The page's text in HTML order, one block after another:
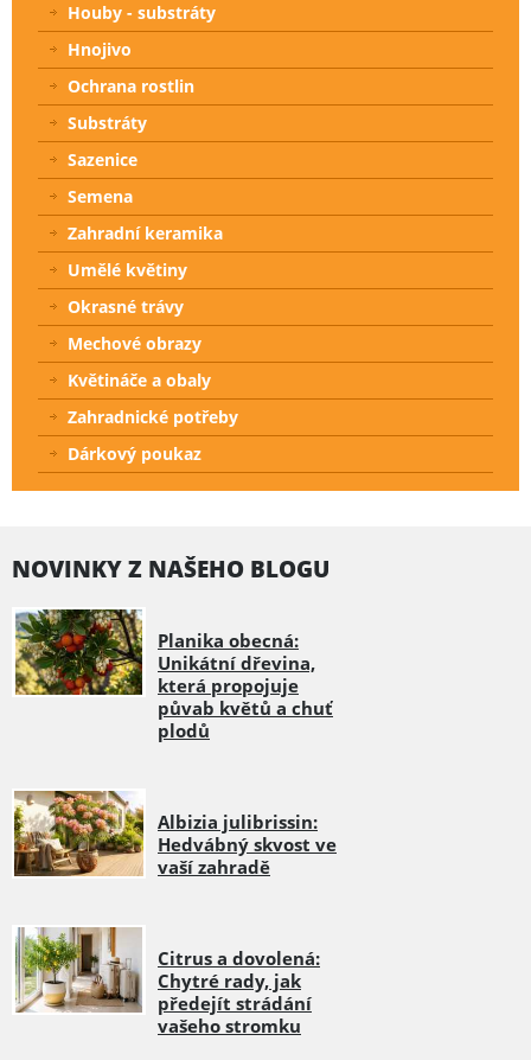
Houby - substráty
Hnojivo
Ochrana rostlin
Substráty
Sazenice
Semena
Zahradní keramika
Umělé květiny
Okrasné trávy
Mechové obrazy
Květináče a obaly
Zahradnické potřeby
Dárkový poukaz
NOVINKY Z NAŠEHO BLOGU
Planika obecná:
Unikátní dřevina,
která propojuje
půvab květů a chuť
plodů
Albizia julibrissin:
Hedvábný skvost ve
vaší zahradě
Citrus a dovolená:
Chytré rady, jak
předejít strádání
vašeho stromku